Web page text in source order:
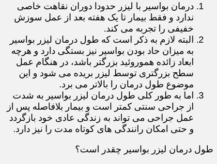
درمان بواسیر با لیزر حدودا دوران نقاهت خاصی
ندارد و فقط بیمار تا یک هفته بعد از عمل سوزش
خفیفی را تجربه می کند.
البته لازم به ذکر است که طول درمان لیزر بواسیر
به میزان حاد بودن بواسیر نیز بستگی دارد و هرچه
ابعاد زائده هموروئید بزرگتر باشد، در هنگام عمل
سطح بزرگتری توسط لیزر بریده می شود و این
موضوع طول درمان را بالاتر می برد.
اما به طور کلی طول درمان لیزر بواسیر به شدت
از جراحی سنتی کمتر است و بیمار بلافاصله پس از
عمل جراحی می تواند به زندگی عادی خود بازگردد
و حتی امکان رانندگی های کوتاه مدت را نیز دارد.
طول درمان لیزر بواسیر چقدر است؟